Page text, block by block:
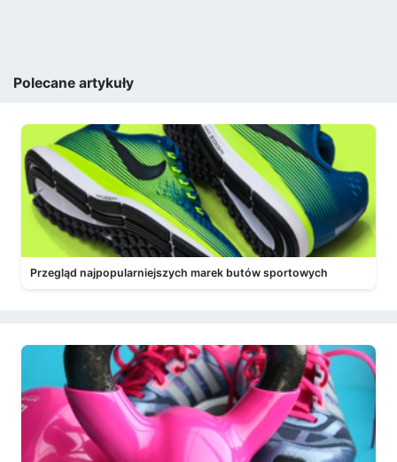
Polecane artykuły
Przegląd najpopularniejszych marek butów sportowych